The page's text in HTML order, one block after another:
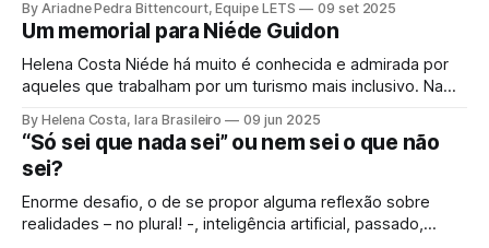
e o meio ambiente, num mesmo quadro de
desenvolvimento sustentável, inclusão social, e
fortalecimento de territórios. Contudo, para que seu
potencial se
By Ariadne Pedra Bittencourt, Equipe LETS 09 set 2025
Um memorial para Niéde Guidon
Helena Costa Niéde há muito é conhecida e admirada por
aqueles que trabalham por um turismo mais inclusivo. Na
movimentos que olhavam não apenas para os
antepassados e tudo que a Arqueologia poderia revelar.
Como se isso fosse insuficiente, ela olhava para aquelas
By Helena Costa, Iara Brasileiro 09 jun 2025
“Só sei que nada sei” ou nem sei o que não
sei?
Enorme desafio, o de se propor alguma reflexão sobre
realidades – no plural! -, inteligência artificial, passado,